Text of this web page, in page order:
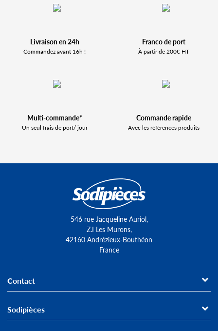
Livraison en 24h
Commandez avant 16h !
Franco de port
À partir de 200€ HT
Multi-commande*
Un seul frais de port/ jour
Commande rapide
Avec les références produits
546 rue Jacqueline Auriol,
Z.I Les Murons,
42160 Andrézieux-Bouthéon
France
Contact
Sodipièces